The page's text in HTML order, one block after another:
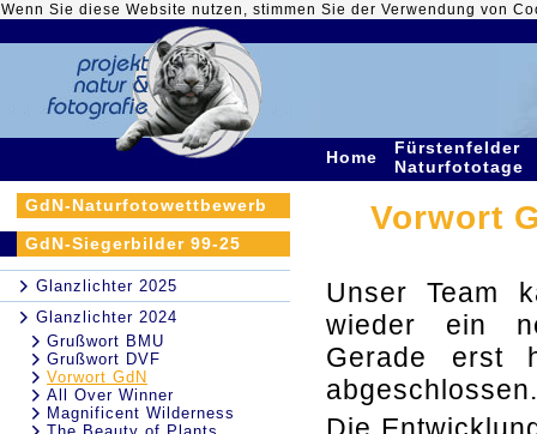
Wenn Sie diese Website nutzen, stimmen Sie der Verwendung von
Home
Fürstenfelder
Naturfototage
GdN-Naturfotowettbewerb
GdN-Siegerbilder 99-25
Glanzlichter 2025
Glanzlichter 2024
Grußwort BMU
Grußwort DVF
Vorwort GdN
All Over Winner
Magnificent Wilderness
Vorwort
Unser Team
wieder ein
Gerade erst
abgeschlossen.